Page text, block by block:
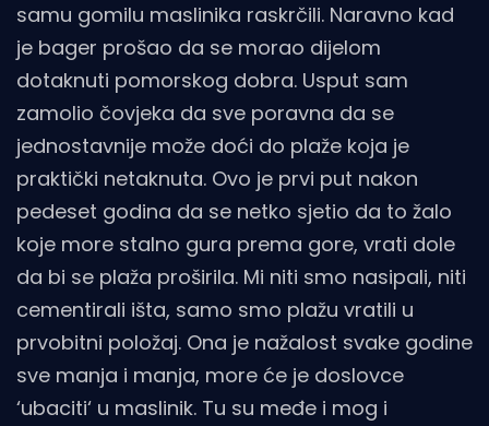
samu gomilu maslinika raskrčili. Naravno kad
je bager prošao da se morao dijelom
dotaknuti pomorskog dobra. Usput sam
zamolio čovjeka da sve poravna da se
jednostavnije može doći do plaže koja je
praktički netaknuta. Ovo je prvi put nakon
pedeset godina da se netko sjetio da to žalo
koje more stalno gura prema gore, vrati dole
da bi se plaža proširila. Mi niti smo nasipali, niti
cementirali išta, samo smo plažu vratili u
prvobitni položaj. Ona je nažalost svake godine
sve manja i manja, more će je doslovce
‘ubaciti‘ u maslinik. Tu su međe i mog i